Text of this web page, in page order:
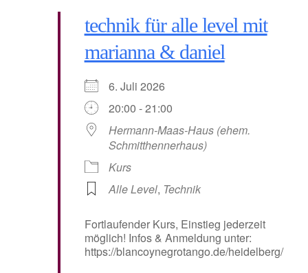
technik für alle level mit
marianna & daniel
6. Juli 2026
20:00 - 21:00
Hermann-Maas-Haus (ehem.
Schmitthennerhaus)
Kurs
Alle Level, Technik
Fortlaufender Kurs, Einstieg jederzeit
möglich! Infos & Anmeldung unter:
https://blancoynegrotango.de/heidelberg/